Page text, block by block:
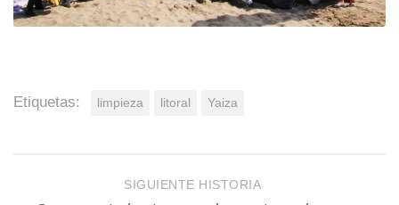
Etiquetas: limpieza litoral Yaiza
SIGUIENTE HISTORIA